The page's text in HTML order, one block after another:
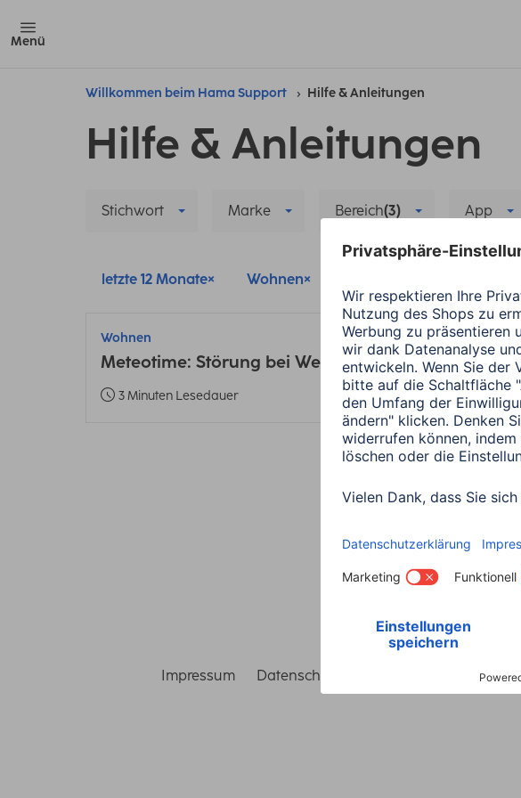
Menü
Willkommen beim Hama Support Hilfe & Anleitungen
Hilfe & Anleitungen
Stichwort Marke Bereich(3) App
letzte 12 Monate Wohnen
Wohnen
Meteotime: Störung bei Wettervorhersage
3 Minuten Lesedauer
Impressum Datenschutz Garantiebestimmungen